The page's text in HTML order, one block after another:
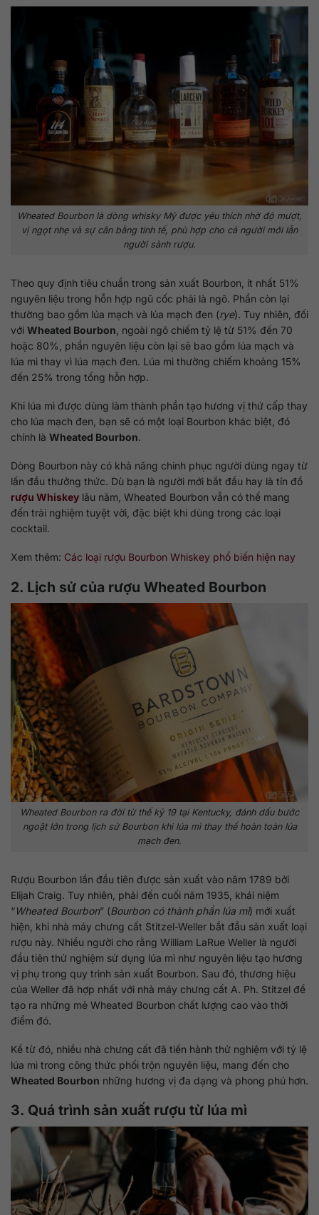
Wheated Bourbon là dòng whisky Mỹ được yêu thích nhờ độ mượt,
vị ngọt nhẹ và sự cân bằng tinh tế, phù hợp cho cả người mới lẫn
người sành rượu.
Theo quy định tiêu chuẩn trong sản xuất Bourbon, ít nhất 51%
nguyên liệu trong hỗn hợp ngũ cốc phải là ngô. Phần còn lại
thường bao gồm lúa mạch và lúa mạch đen (rye). Tuy nhiên, đối
với Wheated Bourbon , ngoài ngô chiếm tỷ lệ từ 51% đến 70
hoặc 80%, phần nguyên liệu còn lại sẽ bao gồm lúa mạch và
lúa mì thay vì lúa mạch đen. Lúa mì thường chiếm khoảng 15%
đến 25% trong tổng hỗn hợp.
Khi lúa mì được dùng làm thành phần tạo hương vị thứ cấp thay
cho lúa mạch đen, bạn sẽ có một loại Bourbon khác biệt, đó
chính là Wheated Bourbon.
Dòng Bourbon này có khả năng chinh phục người dùng ngay từ
lần đầu thưởng thức. Dù bạn là người mới bắt đầu hay là tín đồ
rượu Whiskey lâu năm, Wheated Bourbon vẫn có thể mang
đến trải nghiệm tuyệt vời, đặc biệt khi dùng trong các loại
cocktail.
Xem thêm: Các loại rượu Bourbon Whiskey phổ biến hiện nay
2. Lịch sử của rượu Wheated Bourbon
Wheated Bourbon ra đời từ thế kỷ 19 tại Kentucky, đánh dấu bước
ngoặt lớn trong lịch sử Bourbon khi lúa mì thay thế hoàn toàn lúa
mạch đen.
Rượu Bourbon lần đầu tiên được sản xuất vào năm 1789 bởi
Elijah Craig. Tuy nhiên, phải đến cuối năm 1935, khái niệm
“Wheated Bourbon” (Bourbon có thành phần lúa mì) mới xuất
hiện, khi nhà máy chưng cất Stitzel-Weller bắt đầu sản xuất loại
rượu này. Nhiều người cho rằng William LaRue Weller là người
đầu tiên thử nghiệm sử dụng lúa mì như nguyên liệu tạo hương
vị phụ trong quy trình sản xuất Bourbon. Sau đó, thương hiệu
của Weller đã hợp nhất với nhà máy chưng cất A. Ph. Stitzel để
tạo ra những mẻ Wheated Bourbon chất lượng cao vào thời
điểm đó.
Kể từ đó, nhiều nhà chưng cất đã tiến hành thử nghiệm với tỷ lệ
lúa mì trong công thức phối trộn nguyên liệu, mang đến cho
Wheated Bourbon những hương vị đa dạng và phong phú hơn.
3. Quá trình sản xuất rượu từ lúa mì